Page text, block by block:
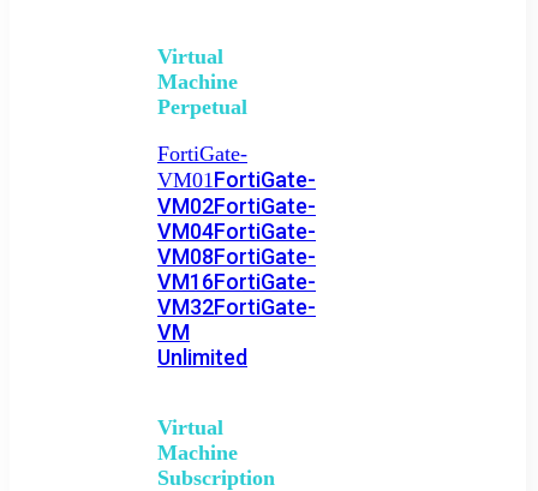
Virtual
Machine
Perpetual
FortiGate-
VM01FortiGate-
VM02FortiGate-
VM04FortiGate-
VM08FortiGate-
VM16FortiGate-
VM32FortiGate-
VM
Unlimited
Virtual
Machine
Subscription